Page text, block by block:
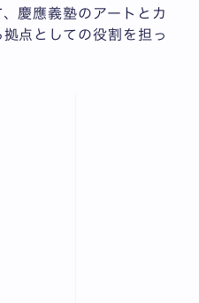
慶應義塾のアートとカ
点としての役割を担っ